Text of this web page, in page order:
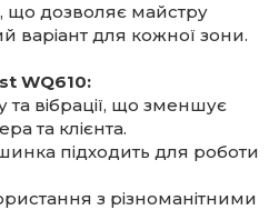
дозволяє майстру
варіант для кожної зони.
WQ610:
вібрації, що зменшує
та клієнта.
підходить для роботи
з різноманітними